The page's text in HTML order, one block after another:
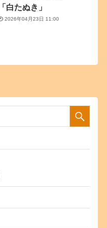
「白たぬき」
2026年04月23日 11:00